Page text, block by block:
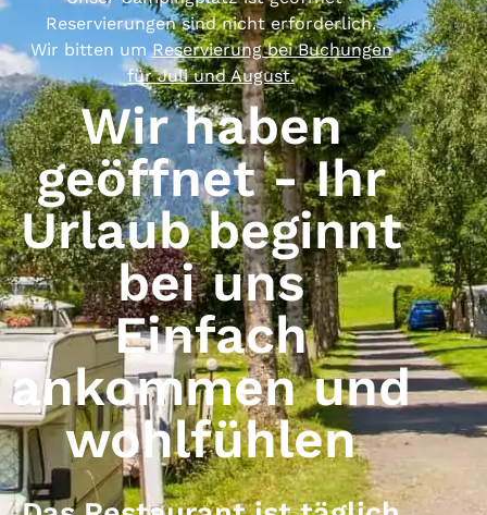
Reservierungen sind nicht erforderlich.
Wir bitten umReservierung bei Buchungen
für Juli und August.
Wir haben
geöffnet - Ihr
Urlaub beginnt
bei uns
Einfach
ankommen und
wohlfühlen